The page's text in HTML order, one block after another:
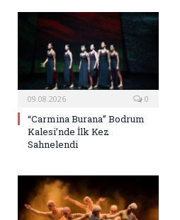
09.08.2026 0
“Carmina Burana” Bodrum
Kalesi’nde İlk Kez
Sahnelendi